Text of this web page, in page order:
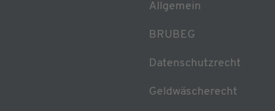
Allgemein
BRUBEG
Datenschutzrecht
Geldwäscherecht